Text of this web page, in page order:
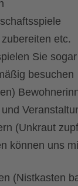
etc.
Sie
besuchen
(Unkraut